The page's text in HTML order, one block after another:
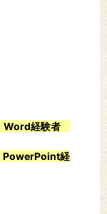
経験者
経